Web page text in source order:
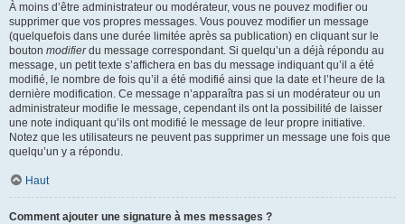
À moins d’être administrateur ou modérateur, vous ne pouvez modifier ou
supprimer que vos propres messages. Vous pouvez modifier un message
(quelquefois dans une durée limitée après sa publication) en cliquant sur le
bouton modifierdu message correspondant. Si quelqu’un a déjà répondu au
message, un petit texte s’affichera en bas du message indiquant qu’il a été
modifié, le nombre de fois qu’il a été modifié ainsi que la date et l’heure de la
dernière modification. Ce message n’apparaîtra pas si un modérateur ou un
administrateur modifie le message, cependant ils ont la possibilité de laisser
une note indiquant qu’ils ont modifié le message de leur propre initiative.
Notez que les utilisateurs ne peuvent pas supprimer un message une fois que
quelqu’un y a répondu.
Haut
Comment ajouter une signature à mes messages ?